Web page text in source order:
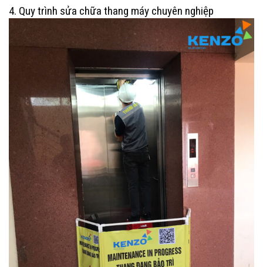
4. Quy trình sửa chữa thang máy chuyên nghiệp